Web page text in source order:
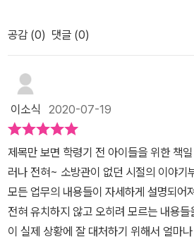
부터 산불 화재는 물론, 장소를 가리지 않
해 달려가는 소방관!소방차 종류, 소방 장
네요. ​모든 직업이 다 귀하지만, 소방관은
같아요.자칫 본인의 생명을 잃을 수도 있
증 또한 상당하다고 들었거든요.언제 어디
대비해 출동하지 않는 그 순간에도바쁘게
우리가 할 수 있는 일은 무엇이 있을지도
는 자연재해로 생기기도 하지만, 사람들
일어날 수 있기에우리 모두가 일상생활에
실천하면 좋겠어요.더불어 소방관 분들의
프가 필요했답니다.그래서 증기의 힘으로
와 소방 수레에 모터를 단 소방차가 발명되
전이 최고!소방관은 불을 끄는 것 말고도
급 상황에서 시민들이 스스로 안전을지키
는 소방관들이 훈련을 하고각종 장비와 소
출동 명령이 떨이질때까지 대기하는곳이
재 신고가 접수되었어요소방서에 출동 사
지고대기중이던 소방관들이 곧장 출동 하
어 현장에 있는 듯한 실감이 느껴진다.소
압방법,그리고 현재의 다양한 소방차와
라 사용되는 많은 소방차,환경에 따라 사
공감 (0) 댓글 (0)
이소식 2020-07-19
제목만 보면 학령기 전 아이들을 위한 책
러나 전혀~ 소방관이 없던 시절의 이야기
모든 업무의 내용들이 자세하게 설명되어
전혀 유치하지 않고 오히려 모르는 내용
이 실제 상황에 잘 대처하기 위해서 얼마